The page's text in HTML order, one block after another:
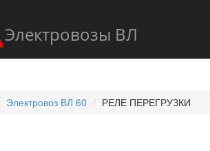
Электровозы ВЛ
Электровоз ВЛ 60 РЕЛЕ ПЕРЕГРУЗКИ